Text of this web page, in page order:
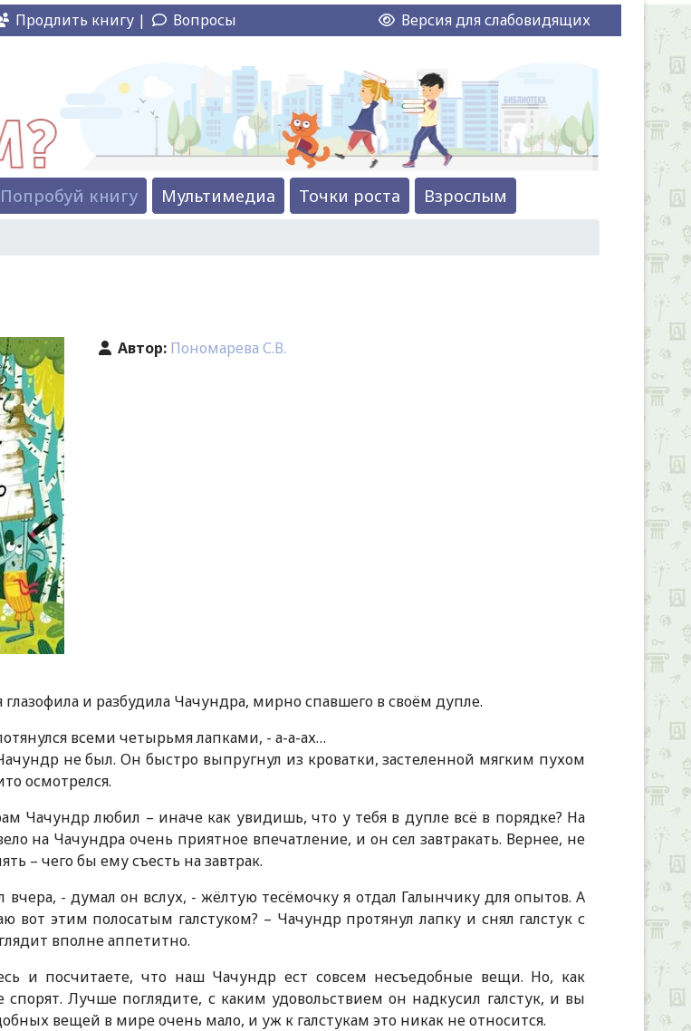
Продлить книгу | Вопросы Версия для слабовидящих
Попробуй книгу Мультимедиа Точки роста Взрослым
Автор: Пономарева С.В.
глазофила и разбудила Чачундра, мирно спавшего в своём дупле.
всеми четырьмя лапками, - а-а-ах…
не был. Он быстро выпругнул из кроватки, застеленной мягким пухом
осмотрелся.
Чачундр любил – иначе как увидишь, что у тебя в дупле всё в порядке? На
на Чачундра очень приятное впечатление, и он сел завтракать. Вернее, не
– чего бы ему съесть на завтрак.
- думал он вслух, - жёлтую тесёмочку я отдал Галынчику для опытов. А
вот этим полосатым галстуком? – Чачундр протянул лапку и снял галстук с
вполне аппетитно.
и посчитаете, что наш Чачундр ест совсем несъедобные вещи. Но, как
спорят. Лучше поглядите, с каким удовольствием он надкусил галстук, и вы
вещей в мире очень мало, и уж к галстукам это никак не относится.